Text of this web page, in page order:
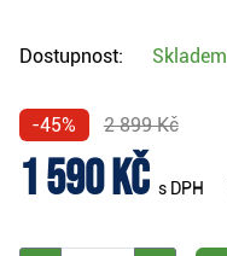
Dostupnost: Skladem
-45% 2 899 Kč
1 590 Kč s DPH